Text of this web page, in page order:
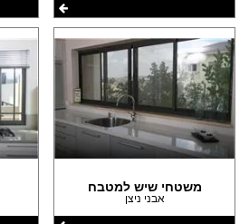
משטחי שיש למטבח
אבני ניצן